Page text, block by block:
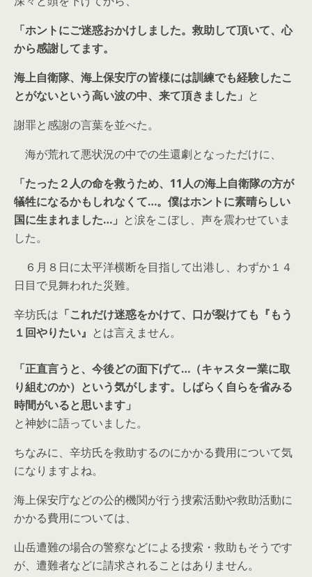
「ホントにご迷惑おかけしました。救助して頂いて、心
から感謝してます。
海上自衛隊、海上保安庁の皆様には訓練でも経験したこ
とがないという高い波の中、来て頂きました」 と
謝罪と感謝の言葉を並べた。
海が荒れて悪状況の中での生還劇となっただけに、
「たった２人の命を救うため、11人の海上自衛隊の方が
犠牲になるかもしれなくて…。僕はホントに素晴らしい
国に生まれました…」 と涙をこぼし、声を震わせていま
した。
６月８日に太平洋横断を目指して出港し、わずか１４
日目で見舞われた災難。
辛坊氏は 「これだけ迷惑をかけて、口が裂けても『もう
１回やりたい』 とは言えません。
「正直言うと、今後どの面下げて…（キャスター業に取
り組むのか）という気がします。しばらく自らを省みる
時間がいると思います」
と神妙に語っていました。
ちなみに、辛坊氏を救助するのにかかる費用について気
になりますよね。
海上保安庁などの公的機関が行う捜索活動や救助活動に
かかる費用については、
山岳遭難の場合の警察などによる捜索・救助もそうです
が、遭難者などに請求されることはありません。